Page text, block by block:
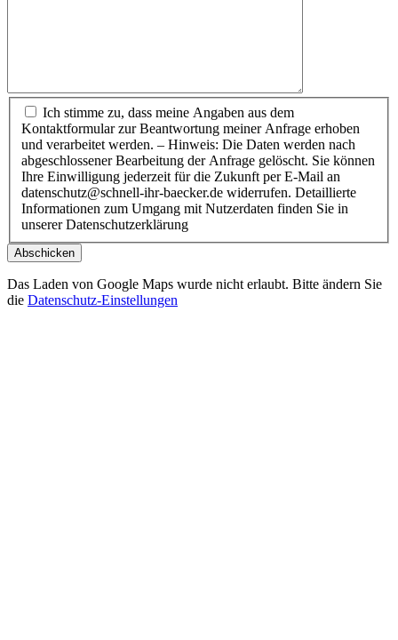
Ich stimme zu, dass meine Angaben aus dem
Kontaktformular zur Beantwortung meiner Anfrage erhoben
und verarbeitet werden. – Hinweis: Die Daten werden nach
abgeschlossener Bearbeitung der Anfrage gelöscht. Sie können
Ihre Einwilligung jederzeit für die Zukunft per E-Mail an
datenschutz@schnell-ihr-baecker.de widerrufen. Detaillierte
Informationen zum Umgang mit Nutzerdaten finden Sie in
unserer Datenschutzerklärung
Abschicken
Das Laden von Google Maps wurde nicht erlaubt. Bitte ändern Sie
die Datenschutz-Einstellungen